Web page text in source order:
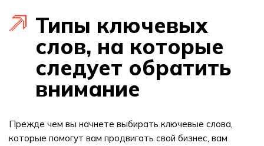
Типы ключевых
слов, на которые
следует обратить
внимание
Прежде чем вы начнете выбирать ключевые слова,
которые помогут вам продвигать свой бизнес, вам